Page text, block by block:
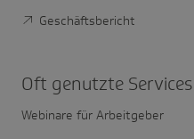
Geschäftsbericht
Oft genutzte Services
Webinare für Arbeitgeber